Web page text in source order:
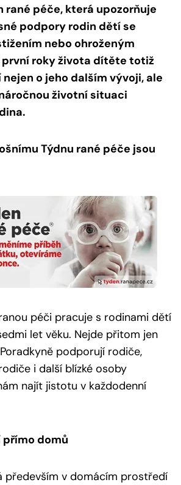
rané péče, která upozorňuje
podpory rodin dětí se
nebo ohroženým
první roky života dítěte totiž
o jeho dalším vývoji, ale
životní situaci
Týdnu rané péče jsou
péči pracuje s rodinami dětí
let věku. Nejde přitom jen
podporují rodiče,
i další blízké osoby
najít jistotu v každodenní
přímo domů
především v domácím prostředí